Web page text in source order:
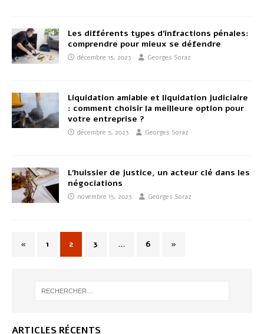
Les différents types d’infractions pénales:
comprendre pour mieux se défendre
décembre 15, 2023 Georges Soraz
Liquidation amiable et liquidation judiciaire
: comment choisir la meilleure option pour
votre entreprise ?
décembre 5, 2023 Georges Soraz
L’huissier de justice, un acteur clé dans les
négociations
novembre 15, 2023 Georges Soraz
« 1 2 3 … 6 »
ARTICLES RÉCENTS